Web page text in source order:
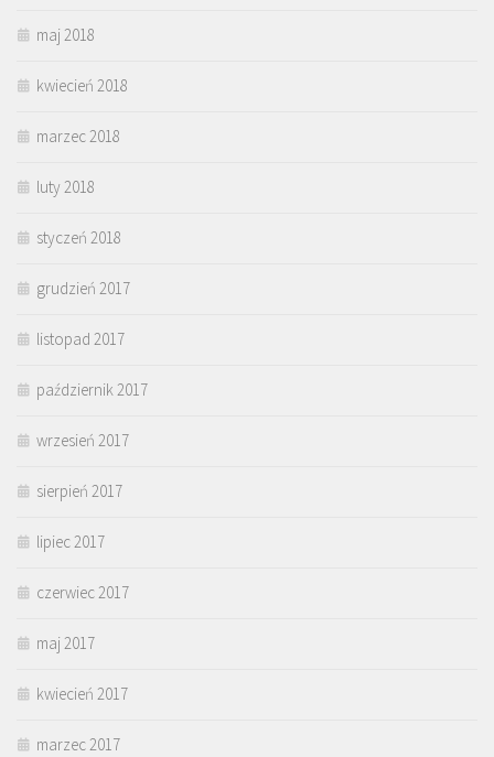
maj 2018
kwiecień 2018
marzec 2018
luty 2018
styczeń 2018
grudzień 2017
listopad 2017
październik 2017
wrzesień 2017
sierpień 2017
lipiec 2017
czerwiec 2017
maj 2017
kwiecień 2017
marzec 2017